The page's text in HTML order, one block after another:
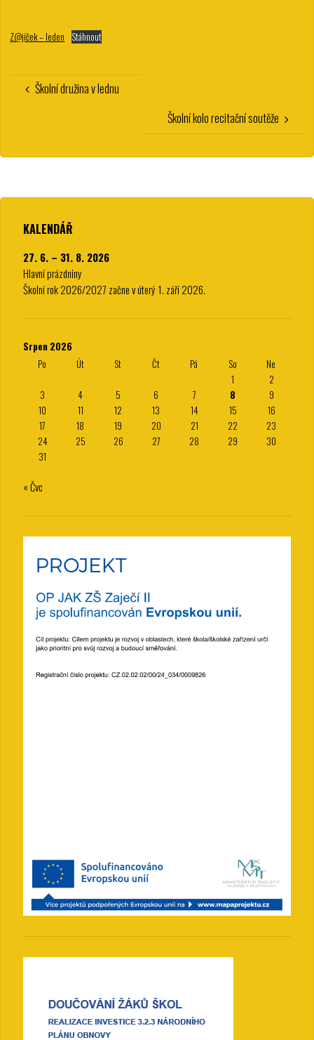
Z@jíček – leden Stáhnout
Školní družina v lednu
Školní kolo recitační soutěže
KALENDÁŘ
27. 6. – 31. 8. 2026
Hlavní prázdniny
Školní rok 2026/2027 začne v úterý 1. září 2026.
Srpen 2026
Po
Út St Čt Pá So
Ne
1
2
3
4 5 6 7 8
9
10
11 12 13 14 15
16
17
18 19 20 21 22
23
24
25 26 27 28 29
30
31
« Čvc